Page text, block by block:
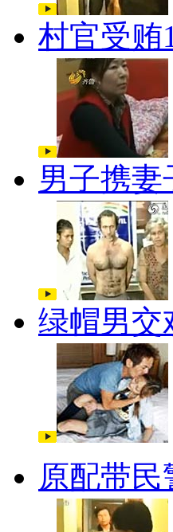
村官受贿
男子携
绿帽男交
原配带民